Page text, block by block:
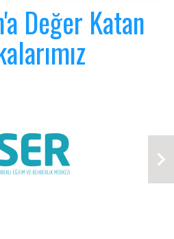
Değer Katan